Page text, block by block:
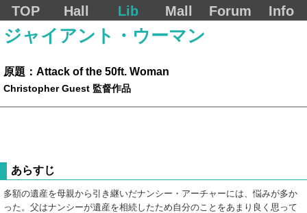
TOP Hall Lib Mall Forum Info
ジャイアント・ウーマン
原題：Attack of the 50ft. Woman
Christopher Guest 監督作品
あらすじ
多額の遺産を母親から引き継いだナンシー・アーチャーには、悩みが多か
った。父はナンシーが遺産を相続したため自分のことをあまり良く思って